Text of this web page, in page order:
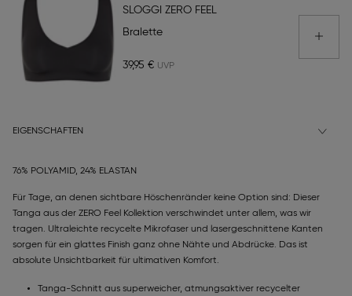
SLOGGI ZERO FEEL
Bralette
39,95 €
EIGENSCHAFTEN
76% POLYAMID, 24% ELASTAN
Für Tage, an denen sichtbare Höschenränder keine Option sind: Dieser
Tanga aus der ZERO Feel Kollektion verschwindet unter allem, was wir
tragen. Ultraleichte recycelte Mikrofaser und lasergeschnittene Kanten
sorgen für ein glattes Finish ganz ohne Nähte und Abdrücke. Das ist
absolute Unsichtbarkeit für ultimativen Komfort.
Tanga-Schnitt aus superweicher, atmungsaktiver recycelter